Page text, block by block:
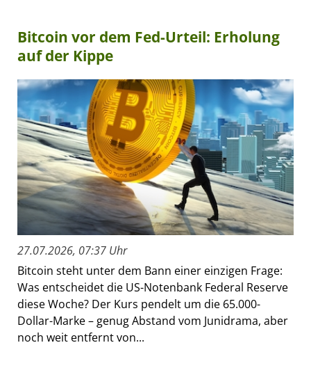
Bitcoin vor dem Fed-Urteil: Erholung
auf der Kippe
27.07.2026, 07:37 Uhr
Bitcoin steht unter dem Bann einer einzigen Frage:
Was entscheidet die US-Notenbank Federal Reserve
diese Woche? Der Kurs pendelt um die 65.000-
Dollar-Marke – genug Abstand vom Junidrama, aber
noch weit entfernt von...